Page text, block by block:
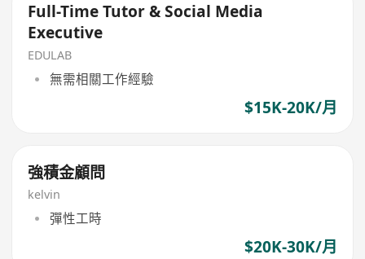
Full-Time Tutor & Social Media
Executive
EDULAB
無需相關工作經驗
$15K-20K/月
強積金顧問
kelvin
彈性工時
$20K-30K/月